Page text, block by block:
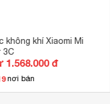
không khí Xiaomi Mi
3C
1.568.000 đ
nơi bán